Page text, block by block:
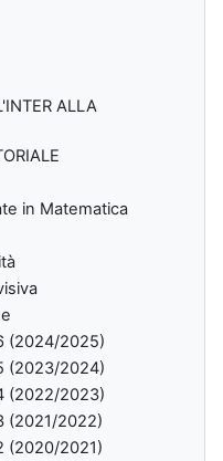
ALLA
in Matematica
(2024/2025)
(2023/2024)
(2022/2023)
(2021/2022)
(2020/2021)